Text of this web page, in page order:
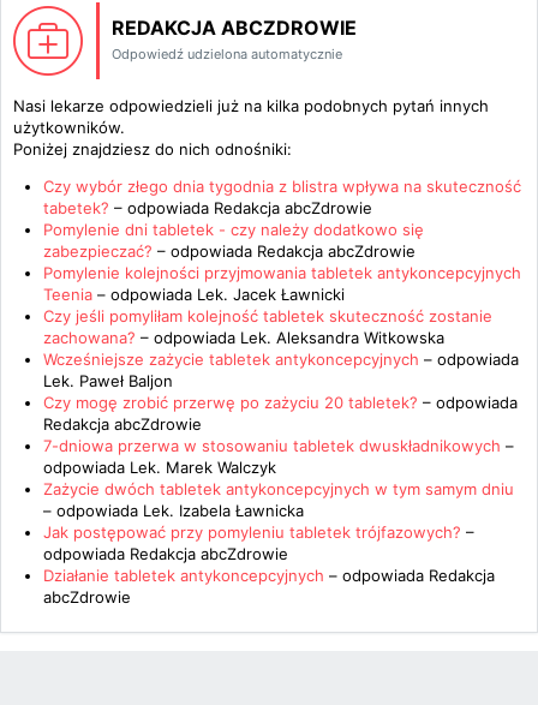
REDAKCJA ABCZDROWIE
Odpowiedź udzielona automatycznie
Nasi lekarze odpowiedzieli już na kilka podobnych pytań innych
użytkowników.
Poniżej znajdziesz do nich odnośniki:
Czy wybór złego dnia tygodnia z blistra wpływa na skuteczność
tabetek? – odpowiada Redakcja abcZdrowie
Pomylenie dni tabletek - czy należy dodatkowo się
zabezpieczać? – odpowiada Redakcja abcZdrowie
Pomylenie kolejności przyjmowania tabletek antykoncepcyjnych
Teenia – odpowiada Lek. Jacek Ławnicki
Czy jeśli pomyliłam kolejność tabletek skuteczność zostanie
zachowana? – odpowiada Lek. Aleksandra Witkowska
Wcześniejsze zażycie tabletek antykoncepcyjnych – odpowiada
Lek. Paweł Baljon
Czy mogę zrobić przerwę po zażyciu 20 tabletek? – odpowiada
Redakcja abcZdrowie
7-dniowa przerwa w stosowaniu tabletek dwuskładnikowych –
odpowiada Lek. Marek Walczyk
Zażycie dwóch tabletek antykoncepcyjnych w tym samym dniu
– odpowiada Lek. Izabela Ławnicka
Jak postępować przy pomyleniu tabletek trójfazowych? –
odpowiada Redakcja abcZdrowie
Działanie tabletek antykoncepcyjnych – odpowiada Redakcja
abcZdrowie